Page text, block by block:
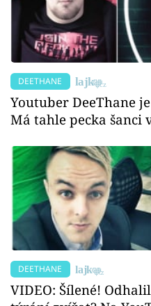
DEETHANE
Youtuber DeeThane
Má tahle pecka šanci
DEETHANE
VIDEO: Šílené!